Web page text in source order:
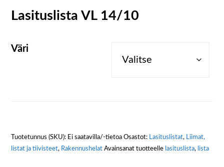
Lasituslista VL 14/10
Väri
Tuotetunnus (SKU): Ei saatavilla/-tietoa Osastot: Lasituslistat, Liimat,
listat ja tiivisteet, Rakennushelat Avainsanat tuotteelle lasituslista, lista